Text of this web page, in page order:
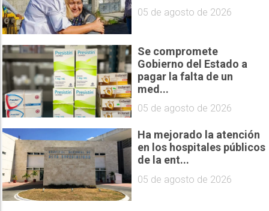
05 de agosto de 2026
Se compromete
Gobierno del Estado a
pagar la falta de un
med...
05 de agosto de 2026
Ha mejorado la atención
en los hospitales públicos
de la ent...
05 de agosto de 2026